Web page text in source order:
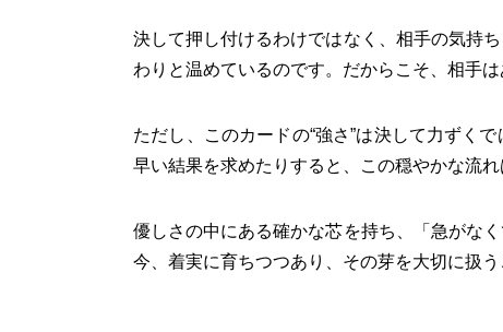
決して押し付けるわけではなく、相手の気持
わりと温めているのです。だからこそ、相手
ただし、このカードの“強さ”は決して力ずく
早い結果を求めたりすると、この穏やかな流れ
優しさの中にある確かな芯を持ち、「急がな
今、着実に育ちつつあり、その芽を大切に扱